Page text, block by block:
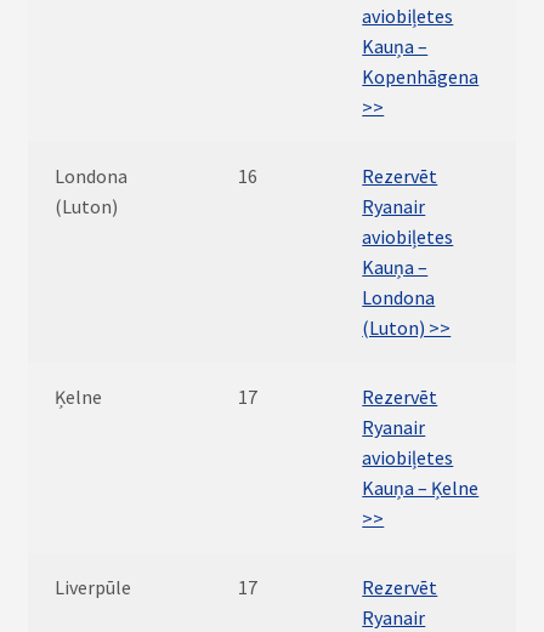
aviobiļetes
Kauņa –
Kopenhāgena
>>
Londona
(Luton)
16
Rezervēt
Ryanair
aviobiļetes
Kauņa –
Londona
(Luton) >>
Ķelne 17
Rezervēt
Ryanair
aviobiļetes
Kauņa – Ķelne
>>
Liverpūle 17
Rezervēt
Ryanair